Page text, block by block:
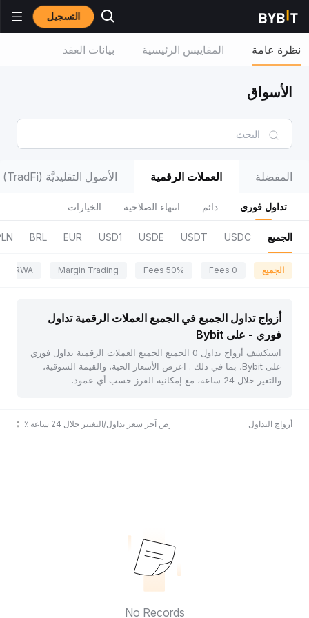
التسجيل
نظرة عامة المقاييس الرئيسية بيانات العقد
الأسواق
المفضلة العملات الرقمية الأصول التقليديَّة (TradFi)
تداول فوري دائم انتهاء الصلاحية الخيارات
الجميع USDC
USDT
USDE
USD1
EUR
BRL
الجميع 0 Fees
50% Fees
Margin Trading
RWA
أزواج تداول الجميع في الجميع العملات الرقمية تداول
فوري - على Bybit
استكشف أزواج تداول 0 الجميع الجميع العملات الرقمية تداول فوري
على Bybit، بما في ذلك . اعرض الأسعار الحية، والقيمة السوقية،
والتغير خلال 24 ساعة، مع إمكانية الفرز حسب أي عمود.
أزواج التداول عرض آخر سعر تداول/التغيير خلال 24 ساعة ٪
No Records